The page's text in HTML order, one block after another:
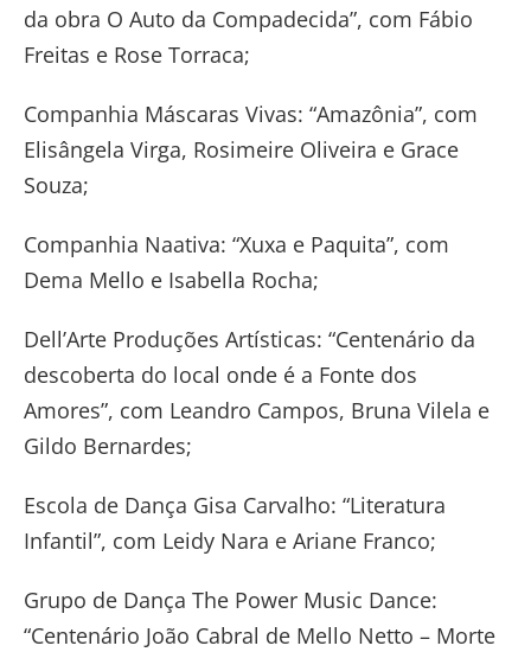
da obra O Auto da Compadecida”, com Fábio
Freitas e Rose Torraca;
Companhia Máscaras Vivas: “Amazônia”, com
Elisângela Virga, Rosimeire Oliveira e Grace
Souza;
Companhia Naativa: “Xuxa e Paquita”, com
Dema Mello e Isabella Rocha;
Dell’Arte Produções Artísticas: “Centenário da
descoberta do local onde é a Fonte dos
Amores”, com Leandro Campos, Bruna Vilela e
Gildo Bernardes;
Escola de Dança Gisa Carvalho: “Literatura
Infantil”, com Leidy Nara e Ariane Franco;
Grupo de Dança The Power Music Dance:
“Centenário João Cabral de Mello Netto – Morte